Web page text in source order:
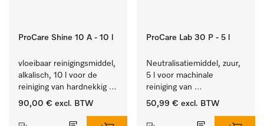
ProCare Shine 10 A - 10 l
vloeibaar reinigingsmiddel,
alkalisch, 10 l voor de
reiniging van hardnekkig
vuil op serviesgoed,
90,00 € excl. BTW
ProCare Lab 30 P - 5 l
Neutralisatiemiddel, zuur,
5 l voor machinale
reiniging van
laboratoriumglaswerk en -
50,99 € excl. BTW